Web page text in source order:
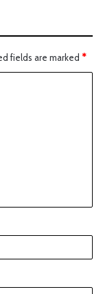
fields are marked *